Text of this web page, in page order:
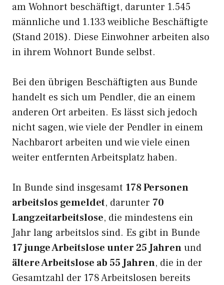
am Wohnort beschäftigt, darunter 1.545
männliche und 1.133 weibliche Beschäftigte
(Stand 2018). Diese Einwohner arbeiten also
in ihrem Wohnort Bunde selbst.
Bei den übrigen Beschäftigten aus Bunde
handelt es sich um Pendler, die an einem
anderen Ort arbeiten. Es lässt sich jedoch
nicht sagen, wie viele der Pendler in einem
Nachbarort arbeiten und wie viele einen
weiter entfernten Arbeitsplatz haben.
In Bunde sind insgesamt 178 Personen
arbeitslos gemeldet, darunter 70
Langzeitarbeitslose, die mindestens ein
Jahr lang arbeitslos sind. Es gibt in Bunde
17 junge Arbeitslose unter 25 Jahrenund
ältere Arbeitslose ab 55 Jahren, die in der
Gesamtzahl der 178 Arbeitslosen bereits